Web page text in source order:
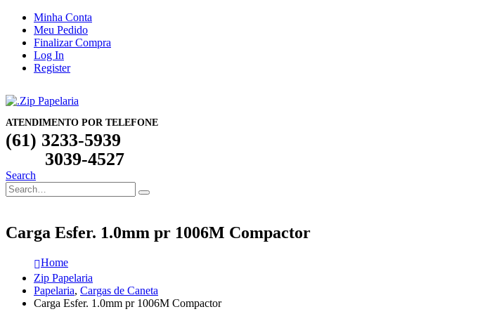
Minha Conta
Meu Pedido
Finalizar Compra
Log In
Register
ATENDIMENTO POR TELEFONE
(61) 3233-5939
3039-4527
Search
Carga Esfer. 1.0mm pr 1006M Compactor
Home
Zip Papelaria
Papelaria, Cargas de Caneta
Carga Esfer. 1.0mm pr 1006M Compactor